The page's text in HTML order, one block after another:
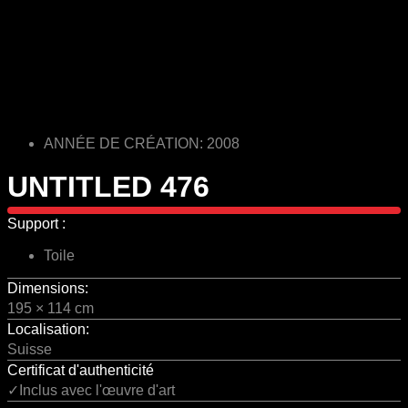
ANNÉE DE CRÉATION: 2008
UNTITLED 476
Support :
Toile
Dimensions:
195 × 114 cm
Localisation:
Suisse
Certificat d'authenticité
✓Inclus avec l'œuvre d'art